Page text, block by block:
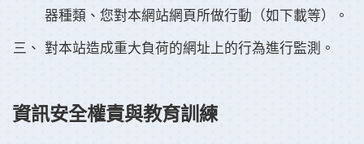
器種類、您對本網站網頁所做行動（如下載等）。
對本站造成重大負荷的網址上的行為進行監測。
資訊安全權責與教育訓練